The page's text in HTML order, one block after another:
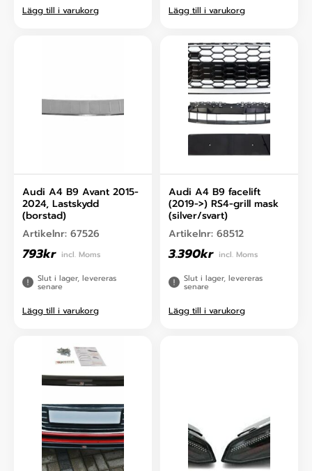
Lägg till i varukorg Lägg till i varukorg
Audi A4 B9 Avant 2015-
2024, Lastskydd
(borstad)
Artikelnr: 67526
793kr incl. Moms
Slut i lager, levereras
senare
Lägg till i varukorg
Audi A4 B9 facelift
(2019->) RS4-grill mask
(silver/svart)
Artikelnr: 68512
3.390kr incl. Moms
Slut i lager, levereras
senare
Lägg till i varukorg